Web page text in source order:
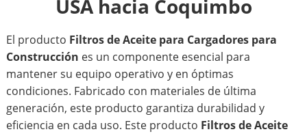
USA hacia Coquimbo
El producto Filtros de Aceite para Cargadores para
Construcción es un componente esencial para
mantener su equipo operativo y en óptimas
condiciones. Fabricado con materiales de última
generación, este producto garantiza durabilidad y
eficiencia en cada uso. Este producto Filtros de Aceite